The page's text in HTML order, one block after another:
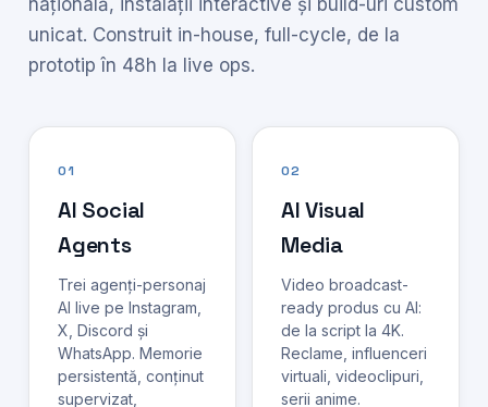
națională, instalații interactive și build-uri custom
unicat. Construit in-house, full-cycle, de la
prototip în 48h la live ops.
01
AI Social
Agents
Trei agenți-personaj
AI live pe Instagram,
X, Discord și
WhatsApp. Memorie
persistentă, conținut
supervizat,
02
AI Visual
Media
Video broadcast-
ready produs cu AI:
de la script la 4K.
Reclame, influenceri
virtuali, videoclipuri,
serii anime.